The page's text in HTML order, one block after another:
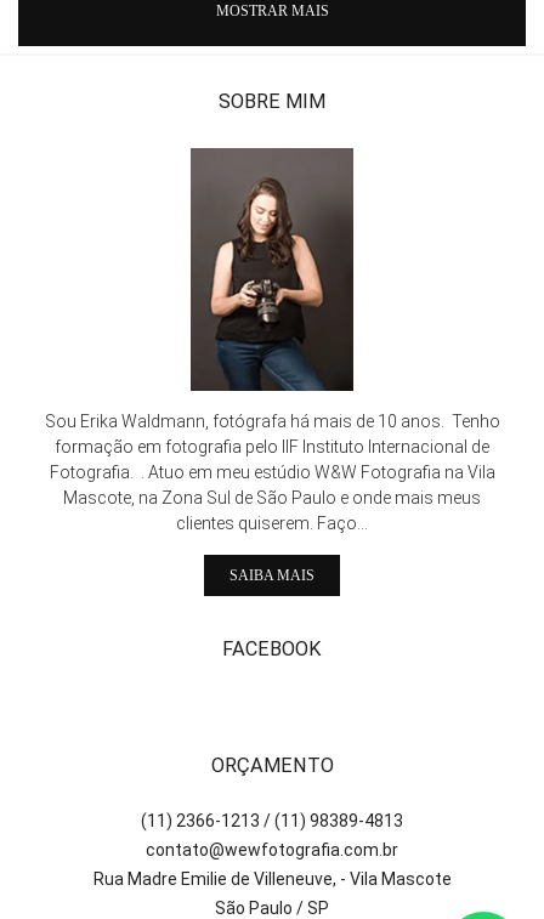
MOSTRAR MAIS
SOBRE MIM
Sou Erika Waldmann, fotógrafa há mais de 10 anos. Tenho
formação em fotografia pelo IIF Instituto Internacional de
Fotografia. . Atuo em meu estúdio W&W Fotografia na Vila
Mascote, na Zona Sul de São Paulo e onde mais meus
clientes quiserem. Faço...
SAIBA MAIS
FACEBOOK
ORÇAMENTO
(11) 2366-1213 / (11) 98389-4813
contato@wewfotografia.com.br
Rua Madre Emilie de Villeneuve, - Vila Mascote
São Paulo / SP